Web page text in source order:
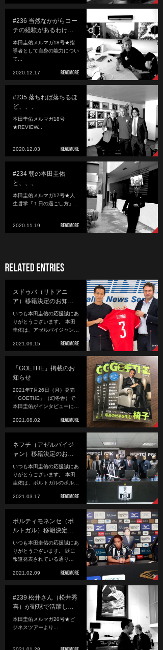
#236 当然なかがらコー
チの経験があるわけ…
本田圭佑メルマガ18号★指
導者として自身の能力につい
て...
2020.12.17
#235 落ちれば落ちるほ
ど、、、
本田圭佑メルマガ18号
★REVIEW...
2020.12.03
#234 朝の本田圭佑
と、、、
本田圭佑メルマガ17号★人
生哲学『１日の過ごし方』...
2020.11.19
スドゥバ（リトアニ
ア）移籍決定のお知…
いつも本田圭佑の応援誠にあ
りがとうございます。 本田
圭佑は、アゼルバイジャン…
2021.09.15
「GOETHE」掲載のお
知らせ
2021年7月26日（月）発売
「GOETHE」（幻冬舎）で
本田圭佑がインタビューに…
2021.08.02
ネフチ（アゼルバイジ
ャン）移籍決定のお…
いつも本田圭佑の応援誠にあ
りがとうございます。 本田
圭佑は、ポルトガルのポル…
2021.03.17
ポルティモネンセ（ポ
ルトガル）移籍決定…
いつも本田圭佑の応援誠にあ
りがとうございます。 既に
報道発表されている通り…
2021.02.09
#239 松井さん（松井秀
喜）が野球で活躍し…
本田圭佑メルマガ20号★ビ
ジネスツアーより...